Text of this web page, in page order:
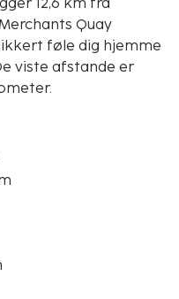
Quay
føle dig hjemme
viste afstande er